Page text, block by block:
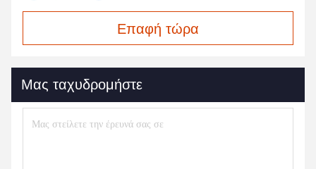
Επαφή τώρα
Μας ταχυδρομήστε